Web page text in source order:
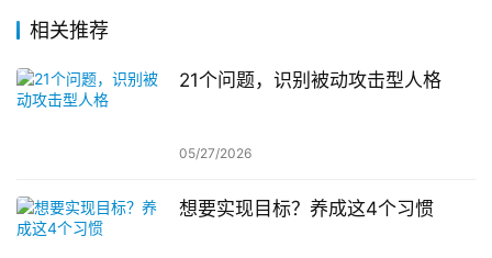
相关推荐
21个问题，识别被动攻击型人格
05/27/2026
想要实现目标？养成这4个习惯